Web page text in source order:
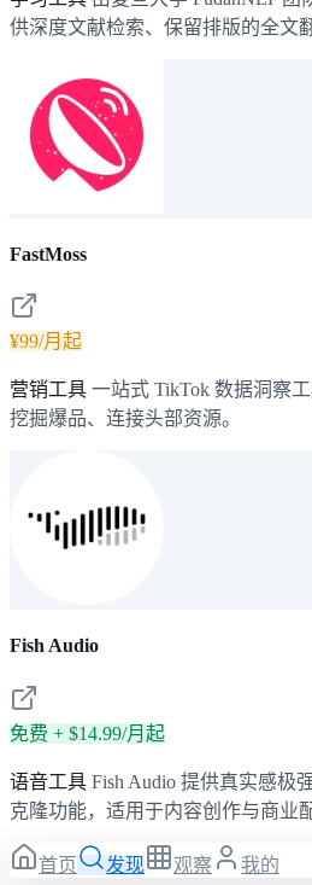
供深度文献检索、保留排版的全文
FastMoss
¥99/月起
营销工具 一站式 TikTok 数据洞察
挖掘爆品、连接头部资源。
Fish Audio
免费 + $14.99/月起
语音工具 Fish Audio 提供真实感极
克隆功能，适用于内容创作与商业
首页 发现 观察 我的